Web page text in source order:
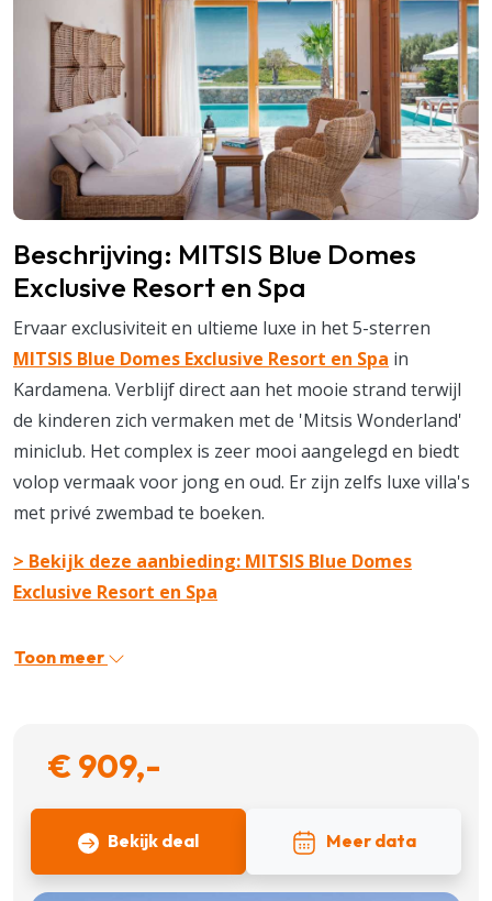
Beschrijving: MITSIS Blue Domes
Exclusive Resort en Spa
Ervaar exclusiviteit en ultieme luxe in het 5-sterren
MITSIS Blue Domes Exclusive Resort en Spa in
Kardamena. Verblijf direct aan het mooie strand terwijl
de kinderen zich vermaken met de 'Mitsis Wonderland'
miniclub. Het complex is zeer mooi aangelegd en biedt
volop vermaak voor jong en oud. Er zijn zelfs luxe villa's
met privé zwembad te boeken.
> Bekijk deze aanbieding: MITSIS Blue Domes
Exclusive Resort en Spa
Toon meer
€ 909,-
Bekijk deal Meer data